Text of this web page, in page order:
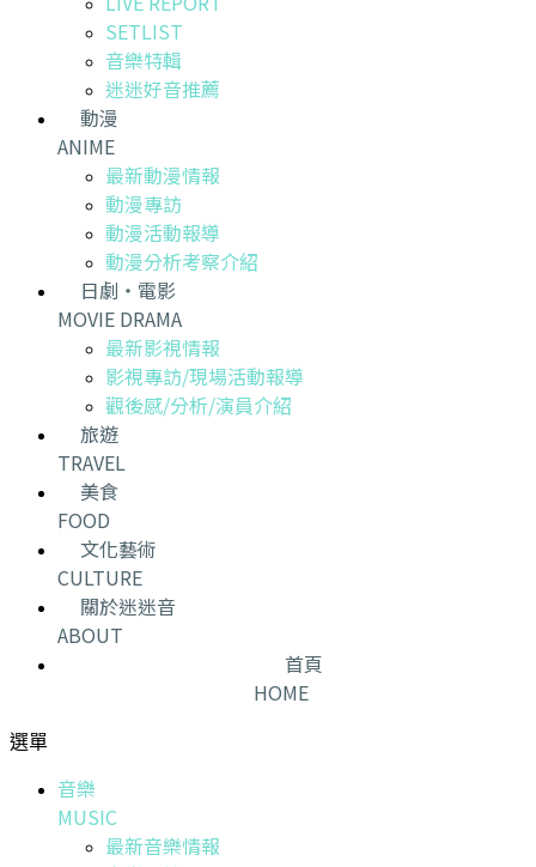
SETLIST
音樂特輯
迷迷好音推薦
動漫
ANIME
最新動漫情報
動漫專訪
動漫活動報導
動漫分析考察介紹
日劇・電影
MOVIE DRAMA
最新影視情報
影視專訪/現場活動報導
觀後感/分析/演員介紹
旅遊
TRAVEL
美食
FOOD
文化藝術
CULTURE
關於迷迷音
ABOUT
首頁
HOME
選單
音樂
MUSIC
最新音樂情報